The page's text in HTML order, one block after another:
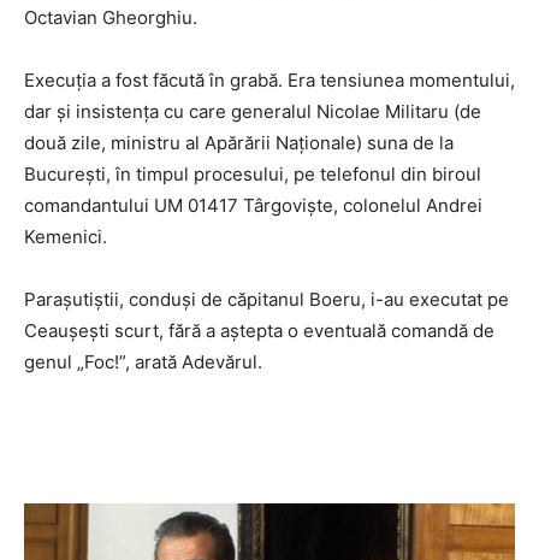
Octavian Gheorghiu.
Execuţia a fost făcută în grabă. Era tensiunea momentului,
dar şi insistenţa cu care generalul Nicolae Militaru (de
două zile, ministru al Apărării Naţionale) suna de la
Bucureşti, în timpul procesului, pe telefonul din biroul
comandantului UM 01417 Târgovişte, colonelul Andrei
Kemenici.
Paraşutiştii, conduşi de căpitanul Boeru, i-au executat pe
Ceauşeşti scurt, fără a aştepta o eventuală comandă de
genul „Foc!”, arată Adevărul.